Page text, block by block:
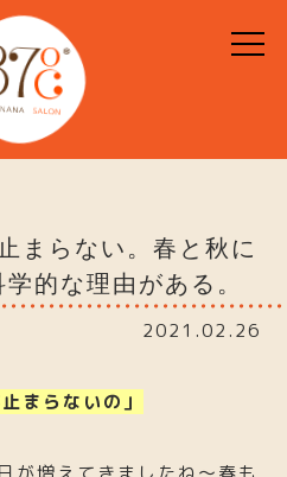
まらない。春と秋に
的な理由がある。
2021.02.26
まらないの」